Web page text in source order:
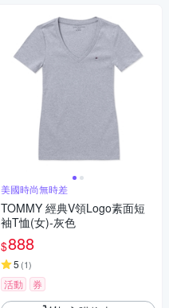
美國時尚無時差
TOMMY 經典V領Logo素面短
袖T恤(女)-灰色
$888
5 (1)
活動 券